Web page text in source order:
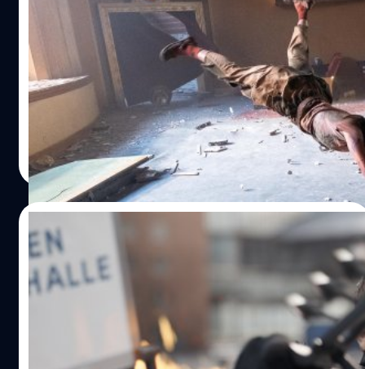
กลุ่ม PETA ก่อเหตุวุ่น บุกประท้วงฉากการ
แข่งขันกีฬา Rodeo ในรอบพรีเมียร์หนัง
‘Twisters’
กลุ่มผู้ประท้วง PETA ก่อเหตุวุ่น บุกประท้วงฉากการแข่งขัน
กีฬา Rodeo ในรอบพรีเมียร์หนัง 'Twisters'
ประภาส อยู่เย็น| 756 days ago
Read More
‘ผมขอโทษ’ Jeremy Renner เล่าช่วงเวลาแห่ง
ความรู้สึกผิด หลังประสบอุบัติเหตุรถไถหิมะทับ
เฉียดตาย
'ผมขอโทษ' เจเรมี เรนเนอร์ (Jeremy Renner) เล่าช่วงเวลาเจ็บ
ปวด และกำลังใจจากครอบครัว หลังประสบอุบัติเหตุรถไถ
หิมะทับเฉียดตาย